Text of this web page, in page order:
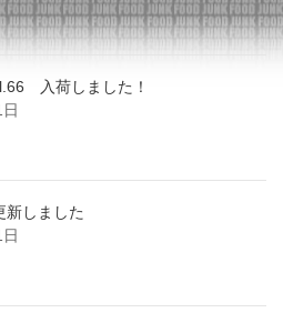
入荷しました！
新しました